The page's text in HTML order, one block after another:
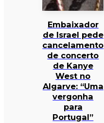
Embaixador
de Israel pede
cancelamento
de concerto
de Kanye
West no
Algarve: “Uma
vergonha
para
Portugal”